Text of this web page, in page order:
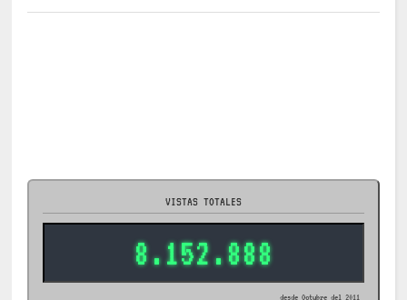
VISTAS TOTALES
8.152.888
desde Octubre del 2011